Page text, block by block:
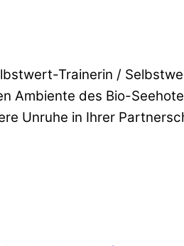
Trainerin /
Ambiente des Bio-
Unruhe in Ihrer